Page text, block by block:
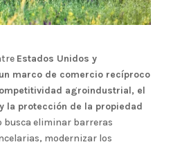
Estados Unidos y
marco de comercio recíproco
agroindustrial, el
la protección de la propiedad
busca eliminar barreras
modernizar los